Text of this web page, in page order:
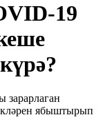
19
зарарлаган
ябыштырып